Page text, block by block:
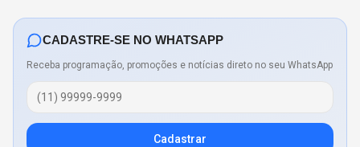
CADASTRE-SE NO WHATSAPP
Receba programação, promoções e notícias direto no seu WhatsApp
Cadastrar